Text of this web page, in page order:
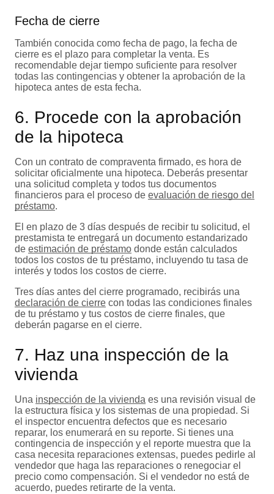
Fecha de cierre
También conocida como fecha de pago, la fecha de
cierre es el plazo para completar la venta. Es
recomendable dejar tiempo suficiente para resolver
todas las contingencias y obtener la aprobación de la
hipoteca antes de esta fecha.
6. Procede con la aprobación
de la hipoteca
Con un contrato de compraventa firmado, es hora de
solicitar oficialmente una hipoteca. Deberás presentar
una solicitud completa y todos tus documentos
financieros para el proceso de evaluación de riesgo del
préstamo.
El en plazo de 3 días después de recibir tu solicitud, el
prestamista te entregará un documento estandarizado
de estimación de préstamo donde están calculados
todos los costos de tu préstamo, incluyendo tu tasa de
interés y todos los costos de cierre.
Tres días antes del cierre programado, recibirás una
declaración de cierre con todas las condiciones finales
de tu préstamo y tus costos de cierre finales, que
deberán pagarse en el cierre.
7. Haz una inspección de la
vivienda
Una inspección de la vivienda es una revisión visual de
la estructura física y los sistemas de una propiedad. Si
el inspector encuentra defectos que es necesario
reparar, los enumerará en su reporte. Si tienes una
contingencia de inspección y el reporte muestra que la
casa necesita reparaciones extensas, puedes pedirle al
vendedor que haga las reparaciones o renegociar el
precio como compensación. Si el vendedor no está de
acuerdo, puedes retirarte de la venta.